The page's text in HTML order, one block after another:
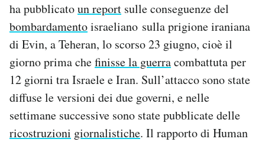
Newsletter
Notifiche mobile
Regala il Post
Hai bisogno di aiuto?
Esci
ha pubblicatoun report sulle conseguenze del
bombardamentoisraeliano sulla prigione iraniana
di Evin, a Teheran, lo scorso 23 giugno, cioè il
giorno prima chefinisse la guerracombattuta per
12 giorni tra Israele e Iran. Sull’attacco sono state
diffuse le versioni dei due governi, e nelle
settimane successive sono state pubblicate delle
ricostruzioni giornalistiche. Il rapporto di Human